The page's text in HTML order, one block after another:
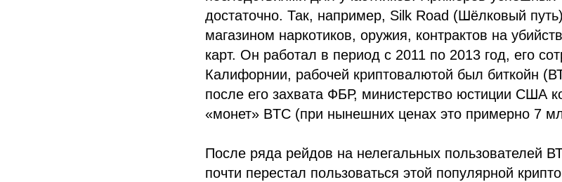
достаточно. Так, например, Silk Road (Шёлковый
магазином наркотиков, оружия, контрактов на
карт. Он работал в период с 2011 по 2013 год, его
Калифорнии, рабочей криптовалютой был биткойн
после его захвата ФБР, министерство юстиции США
«монет» BTC (при нынешних ценах это примерно 7
После ряда рейдов на нелегальных пользователей
почти перестал пользоваться этой популярной